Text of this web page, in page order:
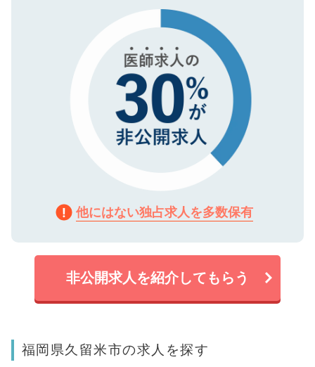
で、機密保持に関してもご安心ください。
他にはない独占求人を多数保有
非公開求人を紹介してもらう
福岡県久留米市の求人を探す